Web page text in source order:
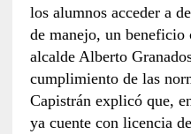
los alumnos acceder a
de manejo, un
alcalde Alberto
cumplimiento de las
Capistrán explicó que,
ya cuente con licencia